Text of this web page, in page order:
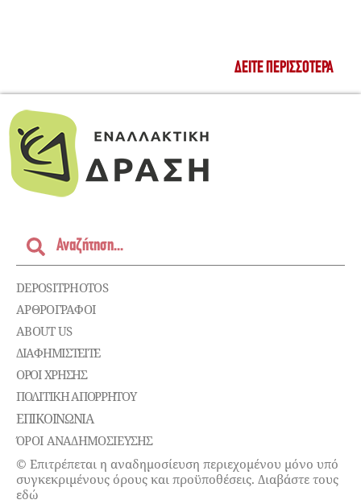
ΔΕΊΤΕ ΠΕΡΙΣΣΌΤΕΡΑ
DEPOSITPHOTOS
ΑΡΘΡΟΓΡΑΦΟΙ
ABOUT US
ΔΙΑΦΗΜΙΣΤΕΊΤΕ
ΌΡΟΙ ΧΡΉΣΗΣ
ΠΟΛΙΤΙΚΉ ΑΠΟΡΡΉΤΟΥ
ΕΠΙΚΟΙΝΩΝΊΑ
ΌΡΟΙ ΑΝΑΔΗΜΟΣΙΕΥΣΗΣ
© Επιτρέπεται η αναδημοσίευση περιεχομένου μόνο υπό
συγκεκριμένους όρους και προϋποθέσεις. Διαβάστε τους
εδώ